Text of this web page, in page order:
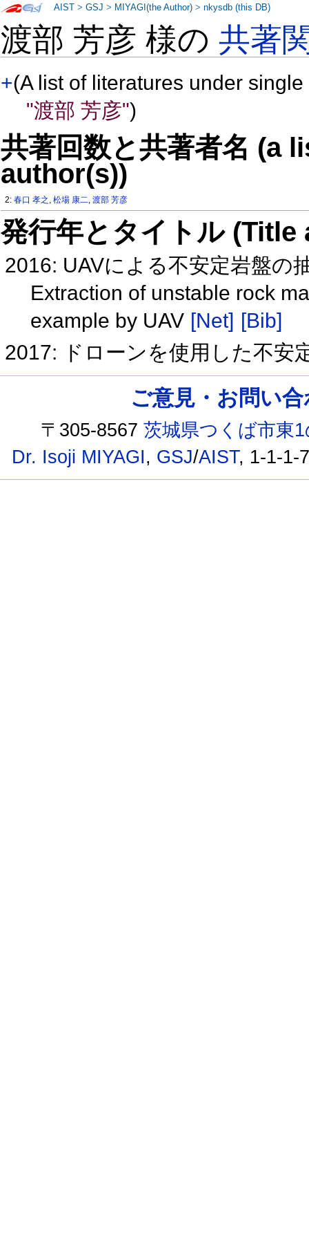
渡部 芳彦 様の共著
+(A list of literatures under
"渡部 芳彦")
共著回数と共著者名 (a
author(s))
2:春口 孝之 ,松場 康二,渡部 芳彦
発行年とタイトル
2016: UAVによる不安定岩盤の
Extraction of unstable rock
example by UAV [Net] [Bib]
2017: ドローンを使用した不安
AIST >GSJ > MIYAGI(the Author) >nkysdb (this DB)
ご意見・お問い
〒305-8567茨城県つくば市東
Dr. Isoji MIYAGI, GSJ/AIST, 1-1-1-